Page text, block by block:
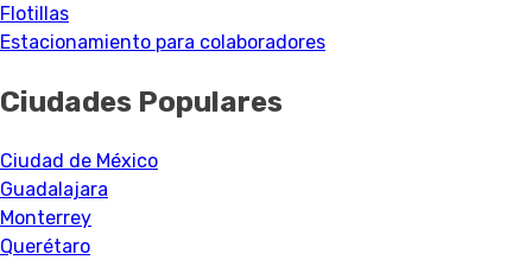
Flotillas
Estacionamiento para colaboradores
Ciudades Populares
Ciudad de México
Guadalajara
Monterrey
Querétaro